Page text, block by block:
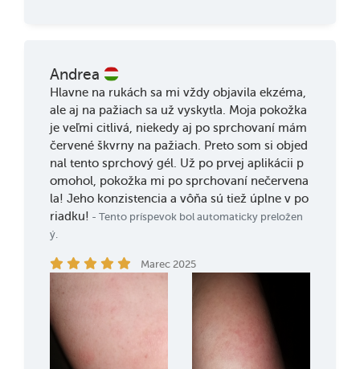
Andrea
Hlavne na rukách sa mi vždy objavila ekzéma,
ale aj na pažiach sa už vyskytla. Moja pokožka
je veľmi citlivá, niekedy aj po sprchovaní mám
červené škvrny na pažiach. Preto som si objed
nal tento sprchový gél. Už po prvej aplikácii p
omohol, pokožka mi po sprchovaní nečervena
la! Jeho konzistencia a vôňa sú tiež úplne v po
riadku! - Tento príspevok bol automaticky preložen
ý.
Marec 2025